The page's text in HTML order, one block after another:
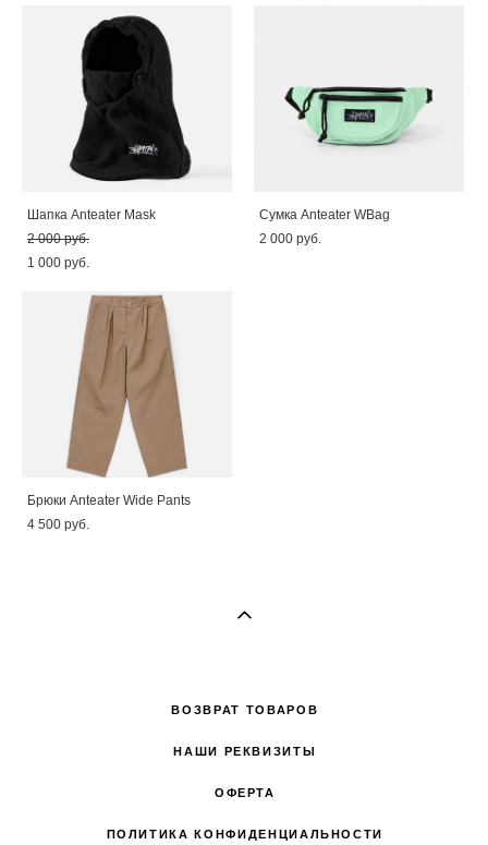
Шапка Anteater Mask
2 000 pуб.
1 000 pуб.
Сумка Anteater WBag
2 000 pуб.
Брюки Anteater Wide Pants
4 500 pуб.
ВОЗВРАТ ТОВАРОВ
НАШИ РЕКВИЗИТЫ
ОФЕРТА
ПОЛИТИКА КОНФИДЕНЦИАЛЬНОСТИ